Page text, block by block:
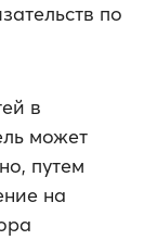
по
в
может
путем
на